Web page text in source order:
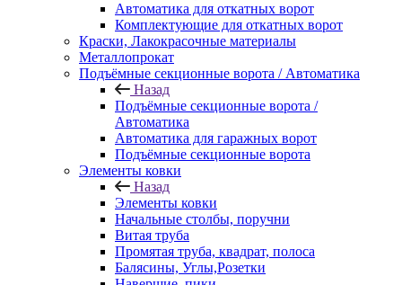
Автоматика для откатных ворот
Комплектующие для откатных ворот
Краски, Лакокрасочные материалы
Металлопрокат
Подъёмные секционные ворота / Автоматика
Назад
Подъёмные секционные ворота /
Автоматика
Автоматика для гаражных ворот
Подъёмные секционные ворота
Элементы ковки
Назад
Элементы ковки
Начальные столбы, поручни
Витая труба
Промятая труба, квадрат, полоса
Балясины, Углы,Розетки